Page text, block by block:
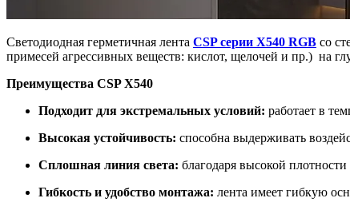
Светодиодная герметичная лента CSP серии X540 RGB со
примесей агрессивных веществ: кислот, щелочей и пр.) на
Преимущества CSP X540
Подходит для экстремальных условий: работает в
Высокая устойчивость: способна выдерживать
Сплошная линия света: благодаря высокой
Гибкость и удобство монтажа: лента имеет гибкую